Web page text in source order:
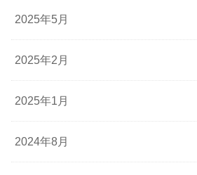
2025年5月
2025年2月
2025年1月
2024年8月